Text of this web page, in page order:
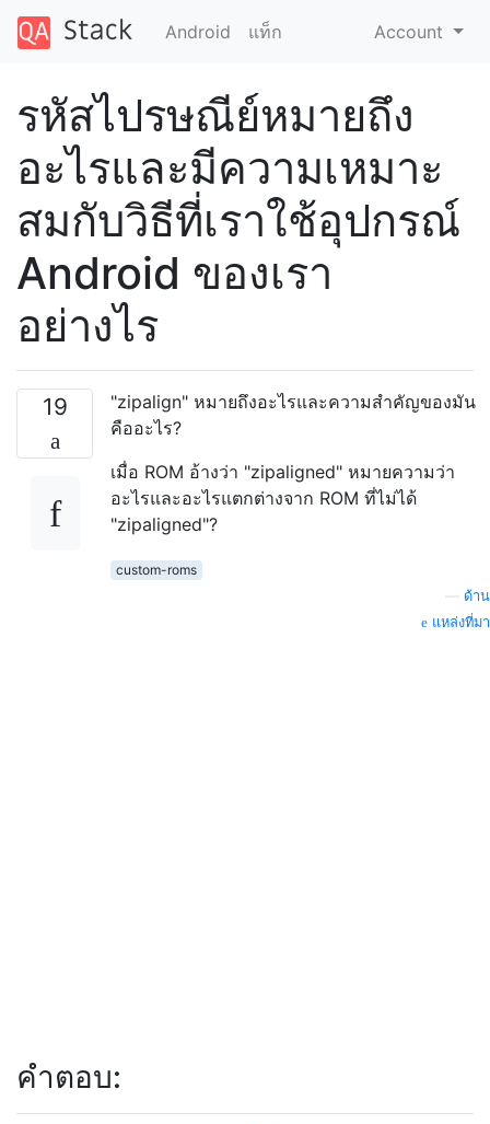
Android แท็ก Account
รหัสไปรษณีย์หมายถึง
อะไรและมีความเหมาะ
สมกับวิธีที่เราใช้อุปกรณ์
Android ของเรา
อย่างไร
19
"zipalign" หมายถึงอะไรและความสำคัญของมัน
คืออะไร?
เมื่อ ROM อ้างว่า "zipaligned" หมายความว่า
อะไรและอะไรแตกต่างจาก ROM ที่ไม่ได้
"zipaligned"?
custom-roms
ด้าน
แหล่งที่มา
คำตอบ: